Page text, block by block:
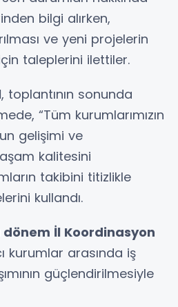
bilgi alırken,
ve yeni projelerin
taleplerini ilettiler.
, toplantının sonunda
“Tüm kurumlarımızın
gelişimi ve
kalitesini
takibini titizlikle
kullandı.
dönem İl Koordinasyon
kurumlar arasında iş
güçlendirilmesiyle